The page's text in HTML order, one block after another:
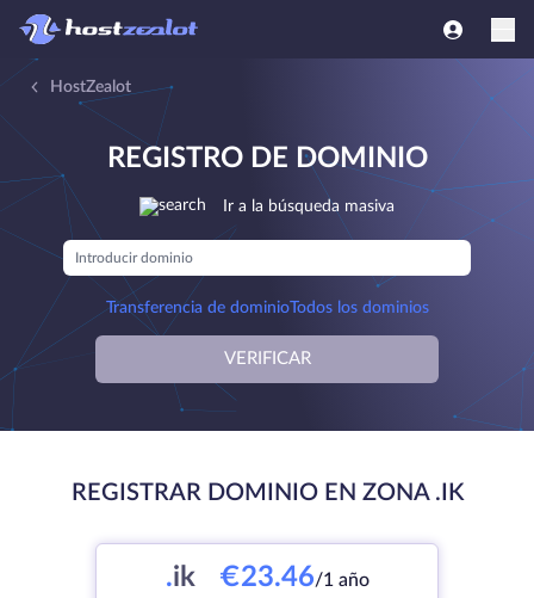
HostZealot
REGISTRO DE DOMINIO
Ir a la búsqueda masiva
Transferencia de dominioTodos los dominios
VERIFICAR
REGISTRAR DOMINIO EN ZONA .IK
.ik €23.46/1 año